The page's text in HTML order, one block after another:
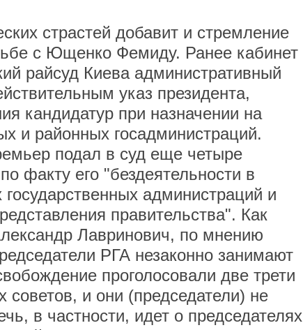
страстей добавит и стремление
с Ющенко Фемиду. Ранее кабинет
райсуд Киева административный
указ президента,
кандидатур при назначении на
и районных госадминистраций.
подал в суд еще четыре
факту его "бездеятельности в
администраций и
правительства". Как
Лавринович, по мнению
РГА незаконно занимают
проголосовали две трети
советов, и они (председатели) не
в частности, идет о председателях